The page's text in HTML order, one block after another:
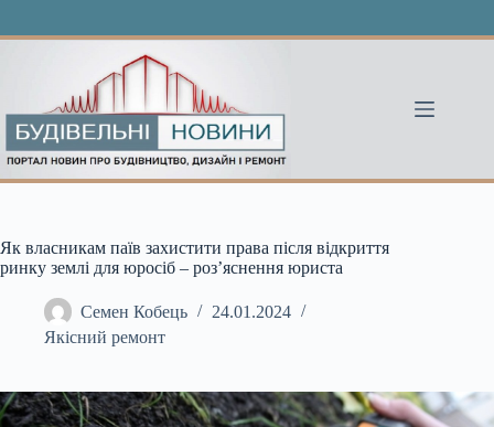
Як власникам паїв захистити права після відкриття
ринку землі для юросіб – роз’яснення юриста
Семен Кобець
24.01.2024
Якісний ремонт